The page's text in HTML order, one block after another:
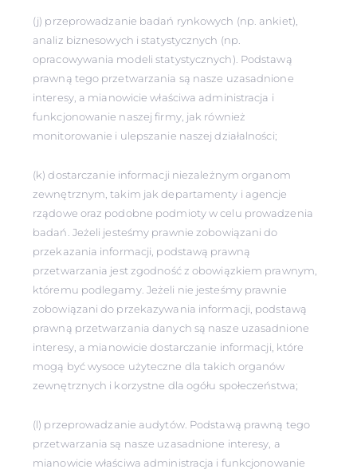
(j) przeprowadzanie badań rynkowych (np. ankiet),
analiz biznesowych i statystycznych (np.
opracowywania modeli statystycznych). Podstawą
prawną tego przetwarzania są nasze uzasadnione
interesy, a mianowicie właściwa administracja i
funkcjonowanie naszej firmy, jak również
monitorowanie i ulepszanie naszej działalności;
(k) dostarczanie informacji niezależnym organom
zewnętrznym, takim jak departamenty i agencje
rządowe oraz podobne podmioty w celu prowadzenia
badań. Jeżeli jesteśmy prawnie zobowiązani do
przekazania informacji, podstawą prawną
przetwarzania jest zgodność z obowiązkiem prawnym,
któremu podlegamy. Jeżeli nie jesteśmy prawnie
zobowiązani do przekazywania informacji, podstawą
prawną przetwarzania danych są nasze uzasadnione
interesy, a mianowicie dostarczanie informacji, które
mogą być wysoce użyteczne dla takich organów
zewnętrznych i korzystne dla ogółu społeczeństwa;
(l) przeprowadzanie audytów. Podstawą prawną tego
przetwarzania są nasze uzasadnione interesy, a
mianowicie właściwa administracja i funkcjonowanie